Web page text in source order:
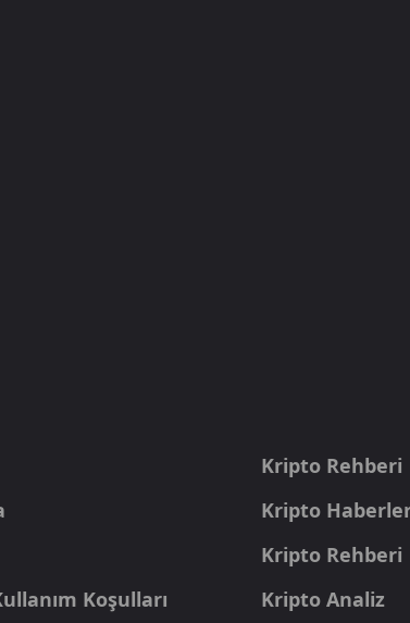
Koşulları
Kripto Rehberi
Kripto
Kripto Rehberi
Kripto Analiz